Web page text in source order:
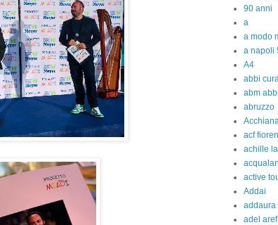
90 anni
a
a modo
a napoli
A4
abbi
abm
abruzzo
acf
achille
active
Addai
addaura
adel aref